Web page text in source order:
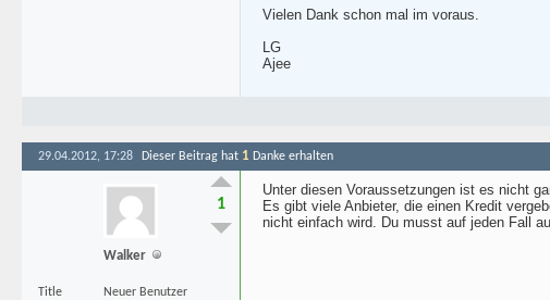
Vielen Dank schon mal im voraus.
LG
Ajee
29.04.2012, 17:28 Dieser Beitrag hat 1 Danke erhalten
Walker
Title
Neuer Benutzer
1
Unter diesen Voraussetzungen ist es nicht
Es gibt viele Anbieter, die einen Kredit
nicht einfach wird. Du musst auf jeden Fall